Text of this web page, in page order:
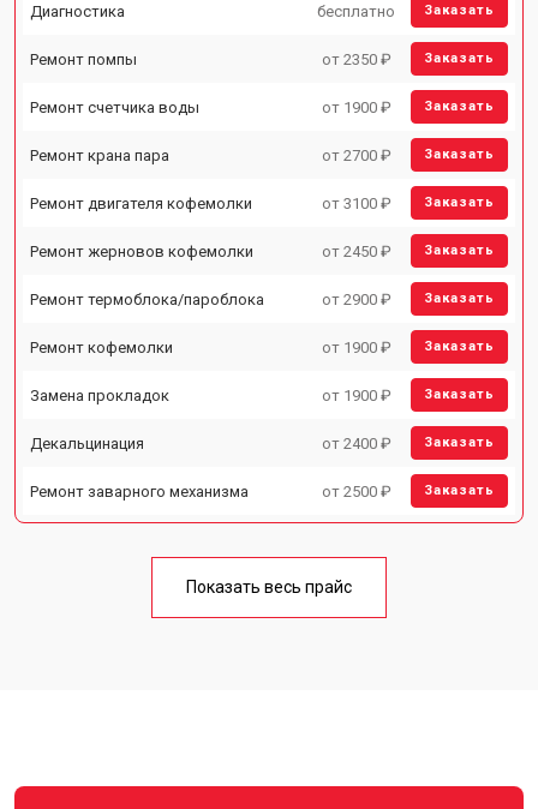
Диагностика бесплатно Заказать
Ремонт помпы от 2350 ₽ Заказать
Ремонт счетчика воды от 1900 ₽ Заказать
Ремонт крана пара от 2700 ₽ Заказать
Ремонт двигателя кофемолки от 3100 ₽ Заказать
Ремонт жерновов кофемолки от 2450 ₽ Заказать
Ремонт термоблока/пароблока от 2900 ₽ Заказать
Ремонт кофемолки от 1900 ₽ Заказать
Замена прокладок от 1900 ₽ Заказать
Декальцинация от 2400 ₽ Заказать
Ремонт заварного механизма от 2500 ₽ Заказать
Показать весь прайс